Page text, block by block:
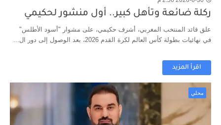
ركلة ضائعة وتأهل كبير.. أول منشور لحكيمي
علق قائد المنتخب المغربي، أشرف حكيمي، على مشوار "أسود الأطلس"
في نهائيات بطولة كأس العالم لكرة القدم 2026، بعد الوصول إلى دور ال...
اقرأ المزيد
محلي